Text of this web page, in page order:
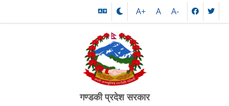
A+ A A-
गण्डकी प्रदेश सरकार